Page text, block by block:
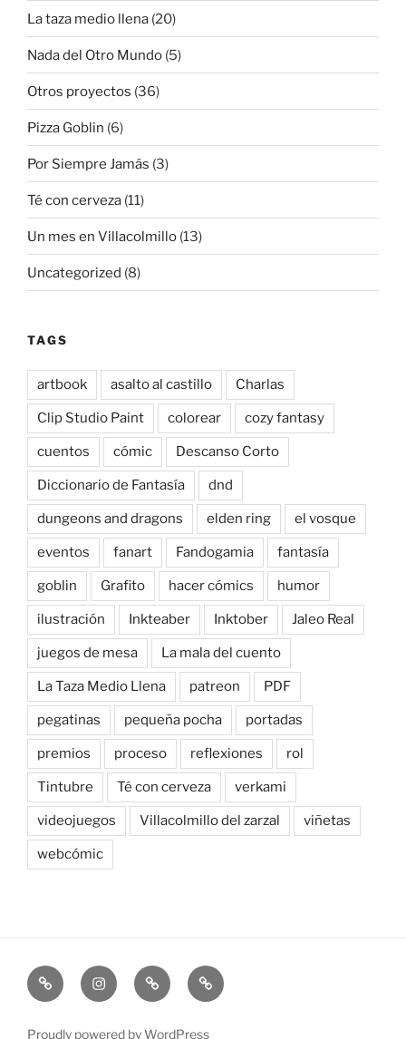
La taza medio llena (20)
Nada del Otro Mundo (5)
Otros proyectos (36)
Pizza Goblin (6)
Por Siempre Jamás (3)
Té con cerveza (11)
Un mes en Villacolmillo (13)
Uncategorized (8)
TAGS
artbook asalto al castillo Charlas
Clip Studio Paint colorear cozy fantasy
cuentos cómic Descanso Corto
Diccionario de Fantasía dnd
dungeons and dragons elden ring el vosque
eventos fanart Fandogamia fantasía
goblin Grafito hacer cómics humor
ilustración Inkteaber Inktober Jaleo Real
juegos de mesa La mala del cuento
La Taza Medio Llena patreon PDF
pegatinas pequeña pocha portadas
premios proceso reflexiones rol
Tintubre Té con cerveza verkami
videojuegos Villacolmillo del zarzal viñetas
webcómic
NewsletterInstagramBluesky Patreon
Proudly powered by WordPress